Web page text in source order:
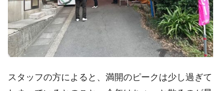
スタッフの方によると、満開のピークは少し過ぎて